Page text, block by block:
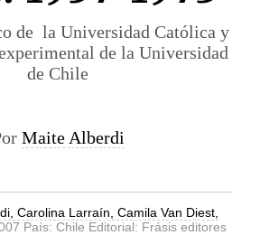
de la Universidad Católica y
de la Universidad
de Chile
Maite Alberdi
Carolina Larraín, Camila Van Diest,
País: Chile Editorial: Frásis editores